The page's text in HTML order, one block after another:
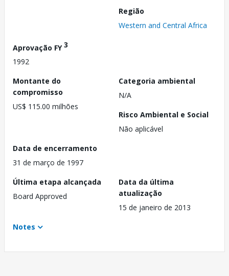
Região
Western and Central Africa
Aprovação FY3
1992
Montante do
compromisso
US$ 115.00 milhões
Categoria ambiental
N/A
Risco Ambiental e Social
Não aplicável
Data de encerramento
31 de março de 1997
Última etapa alcançada
Board Approved
Data da última
atualização
15 de janeiro de 2013
Notes